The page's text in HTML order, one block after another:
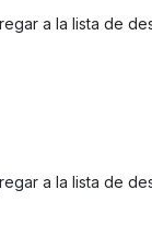
a la lista de
a la lista de